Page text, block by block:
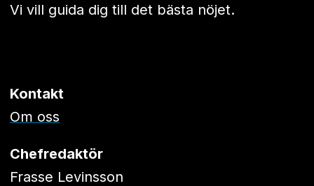
Vi vill guida dig till det bästa nöjet.
Kontakt
Om oss
Chefredaktör
Frasse Levinsson